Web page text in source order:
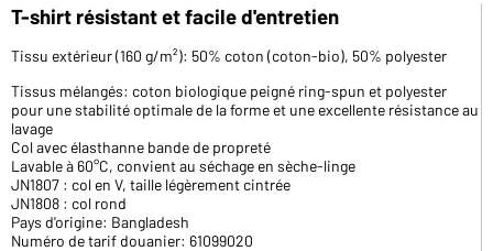
T-shirt résistant et facile d'entretien
Tissu extérieur (160 g/m²): 50% coton (coton-bio), 50% polyester
Tissus mélangés: coton biologique peigné ring-spun et polyester
pour une stabilité optimale de la forme et une excellente résistance au
lavage
Col avec élasthanne bande de propreté
Lavable à 60°C, convient au séchage en sèche-linge
JN1807 : col en V, taille légèrement cintrée
JN1808 : col rond
Pays d'origine: Bangladesh
Numéro de tarif douanier: 61099020